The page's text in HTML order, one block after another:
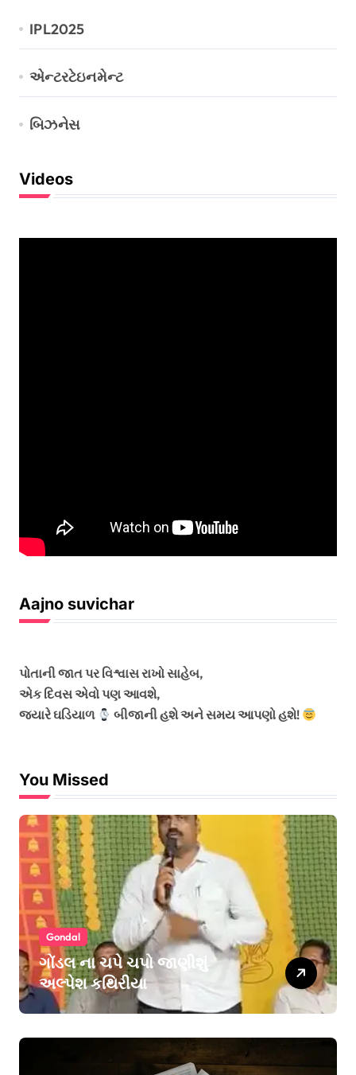
IPL2025
એન્ટરટેઇનમેન્ટ
બિઝનેસ
Videos
Aajno suvichar
પોતાની જાત પર વિશ્વાસ રાખો સાહેબ,
એક દિવસ એવો પણ આવશે,
જયારે ઘડિયાળ
બીજાની હશે અને સમય આપણો હશે!
You Missed
Gondal
ગોંડલ ના ચપે ચપો જાણીશું
અલ્પેશ કથિરીયા